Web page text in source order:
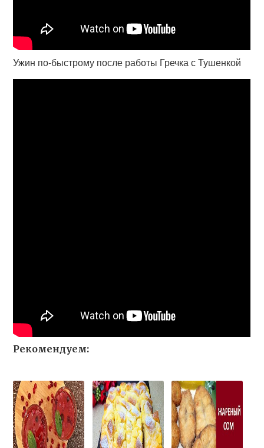
Ужин по-быстрому после работы Гречка с Тушенкой
Рекомендуем: